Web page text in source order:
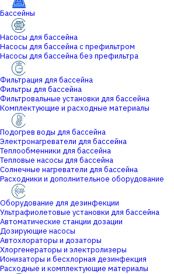
Бассейны
Насосы для бассейна
Насосы для бассейна с префильтром
Насосы для бассейна без префильтра
Фильтрация для бассейна
Фильтры для бассейна
Фильтровальные установки для бассейна
Комплектующие и расходные материалы
Подогрев воды для бассейна
Электронагреватели для бассейна
Теплообменники для бассейна
Тепловые насосы для бассейна
Солнечные нагреватели для бассейна
Расходники и дополнительное оборудование
Оборудование для дезинфекции
Ультрафиолетовые установки для бассейна
Автоматические станции дозации
Дозирующие насосы
Автохлораторы и дозаторы
Хлоргенераторы и электролизеры
Ионизаторы и бесхлорная дезинфекция
Расходные и комплектующие материалы